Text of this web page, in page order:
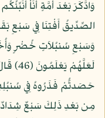
الصِّدِّيقُ أَفْتِنَا فِي
وَسَبْعِ سُنبُلاَتٍ خُضْرٍ
مِن بَعْدِ ذَلِكَ سَبْعٌ شِدَادٌ